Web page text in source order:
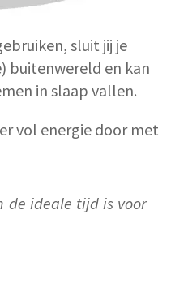
sluit jij je
buitenwereld en kan
in slaap vallen.
vol energie door met
de ideale tijd is voor